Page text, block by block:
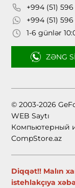
+994 (51) 596
+994 (51) 596
1-6 günlər
ZƏNG
© 2003-2026
WEB Saytı
Компьютерный
CompStore.az
Diqqət!! Malın
istehlakçıya